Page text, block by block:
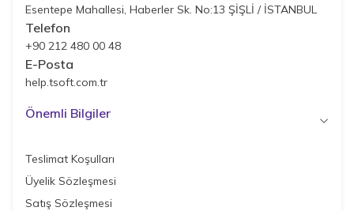
Esentepe Mahallesi, Haberler Sk. No:13 ŞİŞLİ / İSTANBUL
Telefon
+90 212 480 00 48
E-Posta
help.tsoft.com.tr
Önemli Bilgiler
Teslimat Koşulları
Üyelik Sözleşmesi
Satış Sözleşmesi